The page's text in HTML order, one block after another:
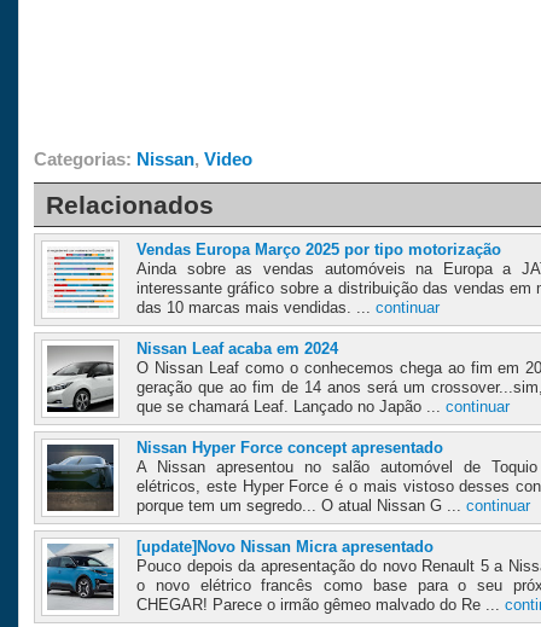
Categorias: Nissan, Video
Relacionados
Vendas Europa Março 2025 por tipo motorização
Ainda sobre as vendas automóveis na Europa a
interessante gráfico sobre a distribuição das vendas em
das 10 marcas mais vendidas. ... continuar
Nissan Leaf acaba em 2024
O Nissan Leaf como o conhecemos chega ao fim em
geração que ao fim de 14 anos será um
que se chamará Leaf. Lançado no Japão ... continuar
Nissan Hyper Force concept apresentado
A Nissan apresentou no salão automóvel de
elétricos, este Hyper Force é o mais vistoso desses
porque tem um segredo... O atual Nissan G ... continuar
[update]Novo Nissan Micra apresentado
Pouco depois da apresentação do novo Renault 5 a
o novo elétrico francês como base para o seu
CHEGAR! Parece o irmão gêmeo malvado do Re ...